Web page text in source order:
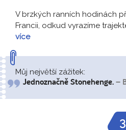
V brzkých ranních hodinách
Francii, odkud vyrazíme
více
Můj největší zážitek:
Jednoznačně Stonehenge. –